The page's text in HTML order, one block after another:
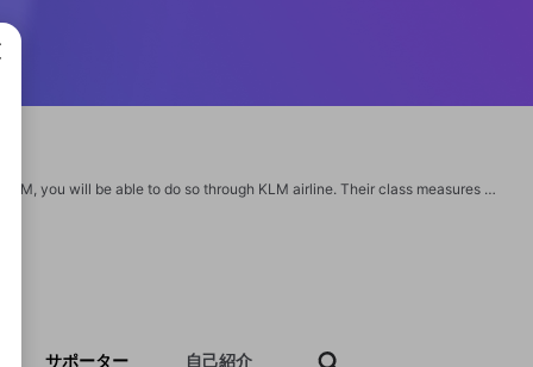
If you wish to make changes to your flight and reserve your price ticket through KLM, you will be able to do so through KLM airline. Their class measures multiple rebook probabilities, assuming your flight was canceled or modified. Passengers will revise the flight price ticket date by contacting the customer care. for more info :- https://www.flyinguidelines.com/changes/klm-airlines-flight-change-policy/ Must Visit also :- https://www.flyinguidelines.com/changes/qatar-airways-changes-policy/ https://www.flyinguidelines.com/changes/emirates-airlines-changes-policy/ https://www.flyinguidelines.com/changes/spirit-airlines-changes-flight/ https://www.flyinguidelines.com/changes/alaska-airlines-changes-policy/ https://www.flyinguidelines.com/changes/finnair-airlines-changes-policy/
サポーター 自己紹介